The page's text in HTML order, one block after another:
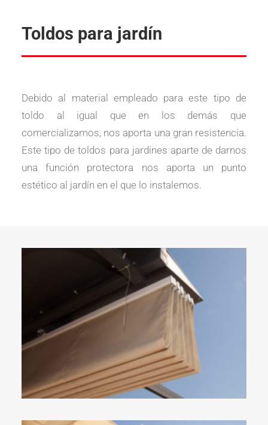
Toldos para jardín
Debido al material empleado para este tipo de
toldo al igual que en los demás que
comercializamos, nos aporta una gran resistencia.
Este tipo de toldos para jardines aparte de darnos
una función protectora nos aporta un punto
estético al jardín en el que lo instalemos.